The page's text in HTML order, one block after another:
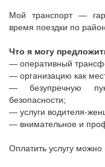
Мой транспорт —
время поездки по
Что я могу
— оперативный
— организацию как
— безупречную
безопасности;
— услуги водителя-
— внимательное и
Оплатить услугу